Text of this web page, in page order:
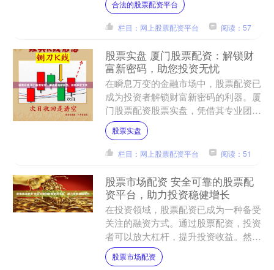
配资无疑是您的明智之选。....
合法的股票配资平台
栏目：网上股票配资平台 阅读：57
股票实盘 厦门股票配资：解锁财
富新密码，助您投资无忧
在瞬息万变的金融市场中，股票配资已
成为投资者解锁财富新密码的利器。厦
门股票配资股票实盘，凭借其专业团队
和完善的风险控制体系股票实盘，为投
资者提供安全可靠的投资渠....
股票实盘
栏目：网上股票配资平台 阅读：51
股票市场配资 安全可靠的股票配
资平台，助力投资稳健增长
在投资领域，股票配资已成为一种备受
关注的融资方式。通过股票配资，投资
者可以放大杠杆，提升投资收益。然
而，选择一个安全可靠的股票配资平台
股票市场配资至关重要，以保....
股票市场配资